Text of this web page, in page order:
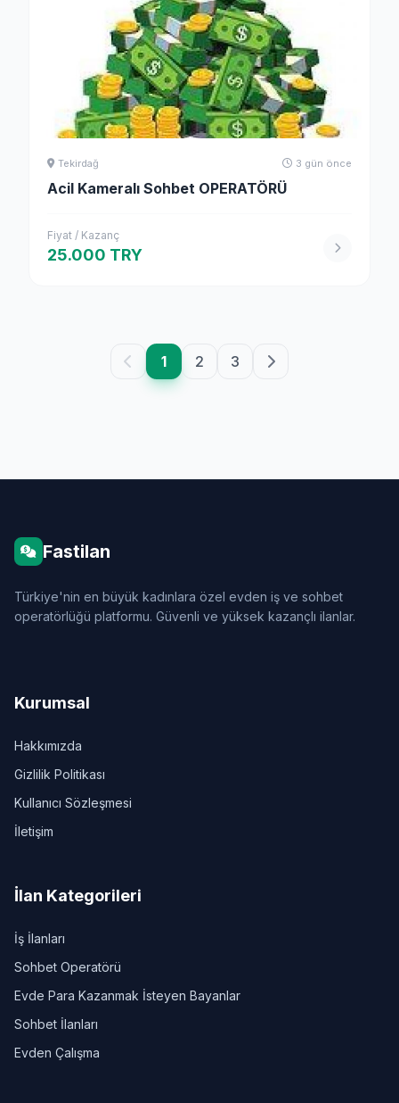
Tekirdağ 3 gün önce
Acil Kameralı Sohbet OPERATÖRÜ
Fiyat / Kazanç
25.000 TRY
1 2 3
Fastilan
Türkiye'nin en büyük kadınlara özel evden iş ve sohbet
operatörlüğü platformu. Güvenli ve yüksek kazançlı ilanlar.
Kurumsal
Hakkımızda
Gizlilik Politikası
Kullanıcı Sözleşmesi
İletişim
İlan Kategorileri
İş İlanları
Sohbet Operatörü
Evde Para Kazanmak İsteyen Bayanlar
Sohbet İlanları
Evden Çalışma